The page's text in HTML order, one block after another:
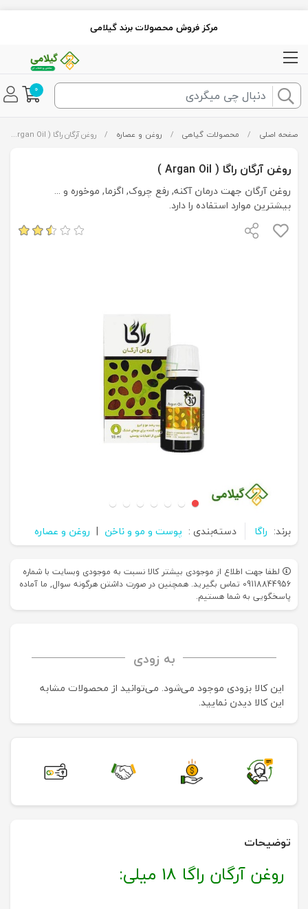
مرکز فروش محصولات برند گیلامی
0
صفحه اصلی / محصولات گیاهی / روغن و عصاره / روغن آرگان راگا ( Argan Oil )
روغن آرگان راگا ( Argan Oil )
روغن آرگان جهت درمان آکنه, رفع چروک, اگزما, موخوره و ...
بیشترین موارد استفاده را دارد.
برند: راگا دسته‌بندی : پوست و مو و ناخن | روغن و عصاره
لطفا جهت اطلاع از موجودی بیشتر کالا نسبت به موجودی وبسایت با شماره
09118844956 تماس بگیرید. همچنین در صورت داشتن هرگونه سوال, ما آماده
پاسخگویی به شما هستیم.
به زودی
این کالا بزودی موجود می‌شود. می‌توانید از محصولات مشابه
این کالا دیدن نمایید.
توضیحات
روغن آرگان راگا 18 میلی: